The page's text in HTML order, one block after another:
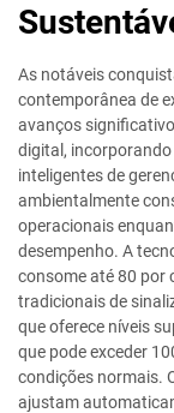
As notáveis
contemporânea de
avanços
digital, incorporando
inteligentes de
ambientalmente
operacionais
desempenho. A
consome até 80 por
tradicionais de
que oferece níveis
que pode exceder
condições normais.
ajustam